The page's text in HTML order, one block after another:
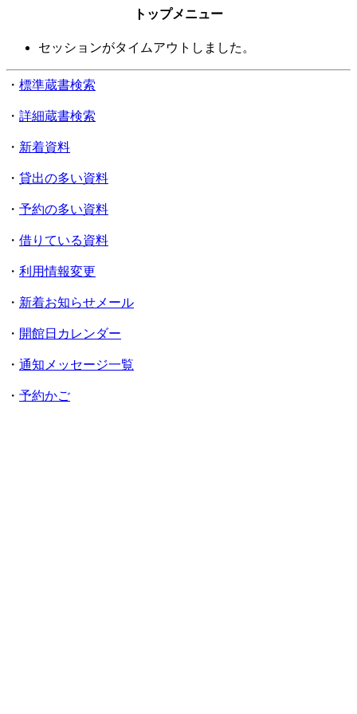
トップメニュー
セッションがタイムアウトしました。
・ 標準蔵書検索
・ 詳細蔵書検索
・ 新着資料
・ 貸出の多い資料
・ 予約の多い資料
・ 借りている資料
・ 利用情報変更
・ 新着お知らせメール
・ 開館日カレンダー
・ 通知メッセージ一覧
・ 予約かご